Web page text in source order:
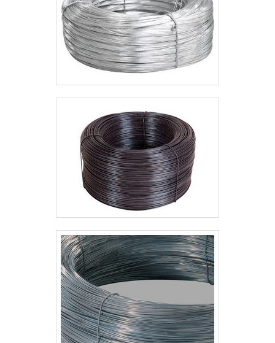
melhor destaque é conquistar a confiança de
cada um. Tudo isso só é possível através do
investimento em equipamentos modernos e
profissionais experientes. A Tecnyl Telas é uma
empresa que tem feito a diferença no mercado
antigos. Saiba mais solicitando um orçamento!